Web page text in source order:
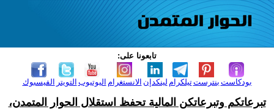
تابعونا على:
الفيسبوك التويتر اليوتيوب الانستغرام لينكدإن تيلكرامبنترست بودكاست
تبرعاتكم وتبرعاتكن المالية تحفظ استقلال الحوار المتمدن،